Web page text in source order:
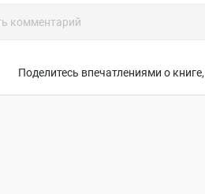
Поделитесь впечатлениями о